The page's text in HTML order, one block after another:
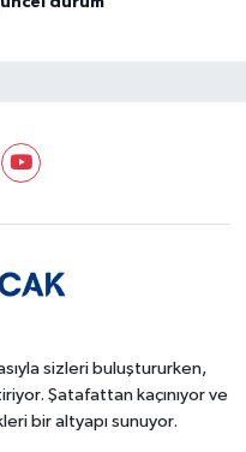
sizleri buluştururken,
Şatafattan kaçınıyor ve
bir altyapı sunuyor.